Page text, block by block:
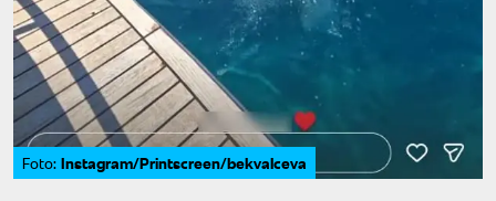
Foto: Instagram/Printscreen/bekvalceva